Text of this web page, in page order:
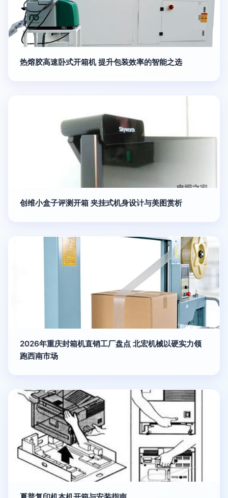
热熔胶高速卧式开箱机 提升包装效率的智能之选
创维小盒子评测开箱 夹挂式机身设计与美图赏析
2026年重庆封箱机直销工厂盘点 北宏机械以硬实力领
跑西南市场